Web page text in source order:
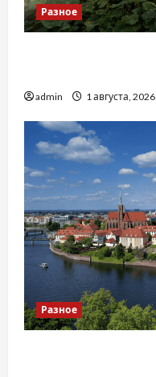
Разное
admin 1 августа, 2026
Разное